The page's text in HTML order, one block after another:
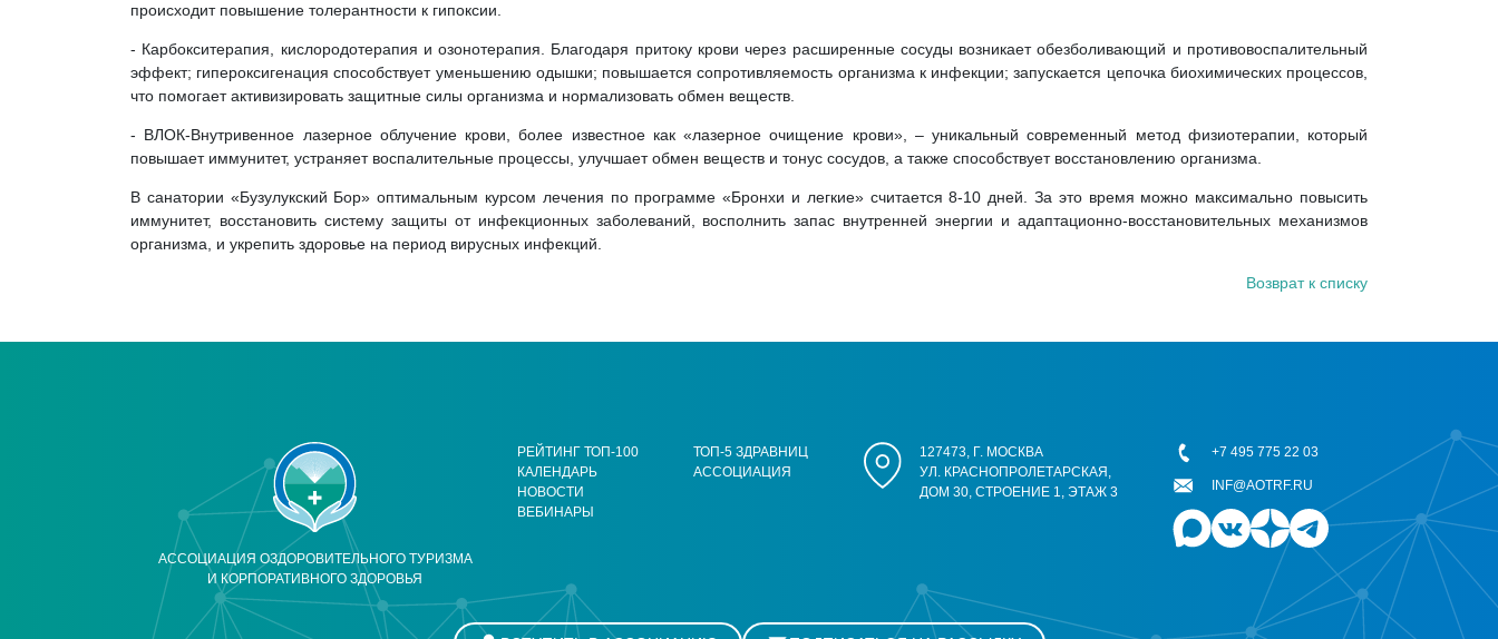
происходит повышение толерантности к гипоксии.
- Карбокситерапия, кислородотерапия и озонотерапия. Благодаря притоку крови через расширенные сосуды возникает обезболивающий и противовоспалительный
эффект; гипероксигенация способствует уменьшению одышки; повышается сопротивляемость организма к инфекции; запускается цепочка биохимических процессов,
что помогает активизировать защитные силы организма и нормализовать обмен веществ.
- ВЛОК-Внутривенное лазерное облучение крови, более известное как «лазерное очищение крови», – уникальный современный метод физиотерапии, который
повышает иммунитет, устраняет воспалительные процессы, улучшает обмен веществ и тонус сосудов, а также способствует восстановлению организма.
В санатории «Бузулукский Бор» оптимальным курсом лечения по программе «Бронхи и легкие» считается 8-10 дней. За это время можно максимально повысить
иммунитет, восстановить систему защиты от инфекционных заболеваний, восполнить запас внутренней энергии и адаптационно-восстановительных механизмов
организма, и укрепить здоровье на период вирусных инфекций.
Возврат к списку
АССОЦИАЦИЯ ОЗДОРОВИТЕЛЬНОГО ТУРИЗМА
И КОРПОРАТИВНОГО ЗДОРОВЬЯ
РЕЙТИНГ ТОП-100
КАЛЕНДАРЬ
НОВОСТИ
ВЕБИНАРЫ
ТОП-5 ЗДРАВНИЦ
АССОЦИАЦИЯ
127473, Г. МОСКВА
УЛ. КРАСНОПРОЛЕТАРСКАЯ,
ДОМ 30, СТРОЕНИЕ 1, ЭТАЖ 3
+7 495 775 22 03
INF@AOTRF.RU